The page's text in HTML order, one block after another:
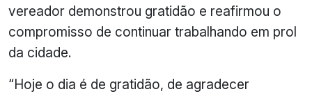
vereador demonstrou gratidão e reafirmou o
compromisso de continuar trabalhando em prol
da cidade.
“Hoje o dia é de gratidão, de agradecer